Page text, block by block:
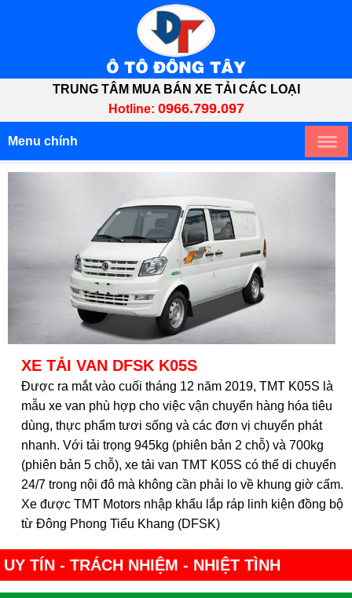
TRUNG TÂM MUA BÁN XE TẢI CÁC LOẠI
Hotline: 0966.799.097
Menu chính
XE TẢI VAN DFSK K05S
Được ra mắt vào cuối tháng 12 năm 2019, TMT K05S là
mẫu xe van phù hợp cho việc vận chuyển hàng hóa tiêu
dùng, thực phẩm tươi sống và các đơn vị chuyển phát
nhanh. Với tải trọng 945kg (phiên bản 2 chỗ) và 700kg
(phiên bản 5 chỗ), xe tải van TMT K05S có thể di chuyển
24/7 trong nội đô mà không cần phải lo về khung giờ cấm.
Xe được TMT Motors nhập khẩu lắp ráp linh kiện đồng bộ
từ Đông Phong Tiểu Khang (DFSK)
UY TÍN - TRÁCH NHIỆM - NHIỆT TÌNH